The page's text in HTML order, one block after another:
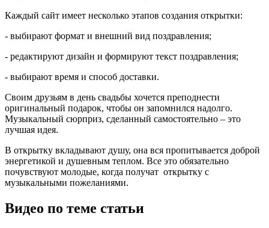
Каждый сайт имеет несколько этапов создания открытки:
- выбирают формат и внешний вид поздравления;
- редактируют дизайн и формируют текст поздравления;
- выбирают время и способ доставки.
Своим друзьям в день свадьбы хочется преподнести
оригинальный подарок, чтобы он запомнился надолго.
Музыкальный сюрприз, сделанный самостоятельно – это
лучшая идея.
В открытку вкладывают душу, она вся пропитывается доброй
энергетикой и душевным теплом. Все это обязательно
почувствуют молодые, когда получат открытку с
музыкальными пожеланиями.
Видео по теме статьи